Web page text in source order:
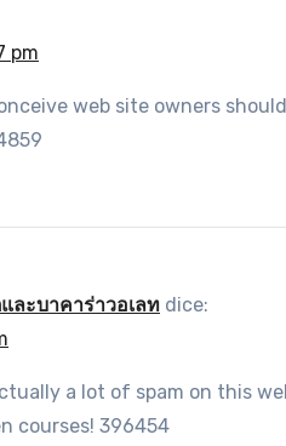
pm
web site owners
ะบาคาร่าวอเลท dice:
a lot of spam on this
courses! 396454